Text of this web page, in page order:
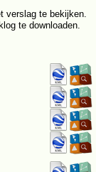
verslag te bekijken.
te downloaden.